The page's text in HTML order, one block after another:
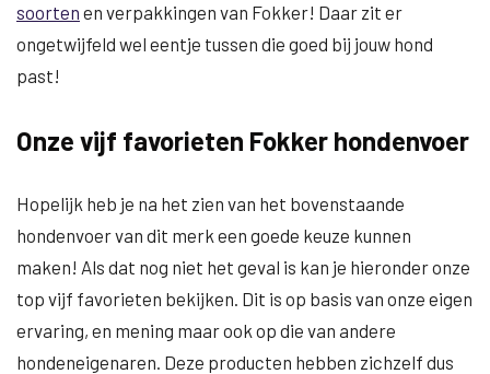
soorten en verpakkingen van Fokker! Daar zit er
ongetwijfeld wel eentje tussen die goed bij jouw hond
past!
Onze vijf favorieten Fokker hondenvoer
Hopelijk heb je na het zien van het bovenstaande
hondenvoer van dit merk een goede keuze kunnen
maken! Als dat nog niet het geval is kan je hieronder onze
top vijf favorieten bekijken. Dit is op basis van onze eigen
ervaring, en mening maar ook op die van andere
hondeneigenaren. Deze producten hebben zichzelf dus